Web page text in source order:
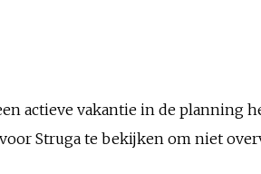
actieve vakantie in de planning
Struga te bekijken om niet